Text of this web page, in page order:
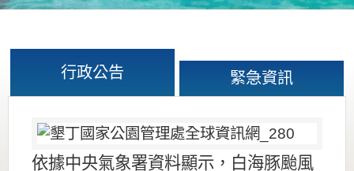
行政公告 緊急資訊
依據中央氣象署資料顯示，白海豚颱風